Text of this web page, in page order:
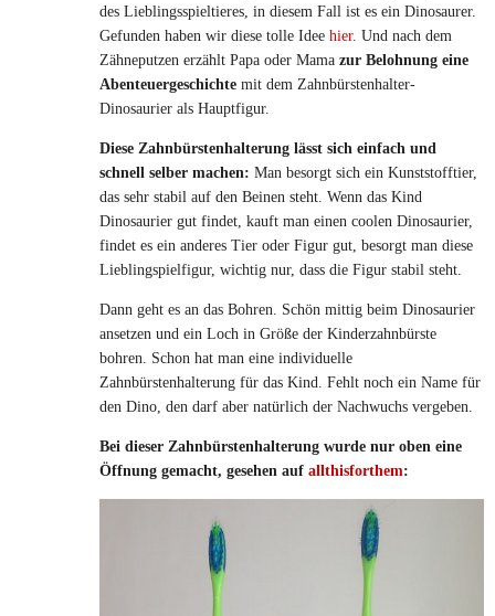
des Lieblingsspieltieres, in diesem Fall ist es ein Dinosaurer.
Gefunden haben wir diese tolle Idee hier. Und nach dem
Zähneputzen erzählt Papa oder Mama zur Belohnung eine
Abenteuergeschichte mit dem Zahnbürstenhalter-
Dinosaurier als Hauptfigur.
Diese Zahnbürstenhalterung lässt sich einfach und
schnell selber machen: Man besorgt sich ein Kunststofftier,
das sehr stabil auf den Beinen steht. Wenn das Kind
Dinosaurier gut findet, kauft man einen coolen Dinosaurier,
findet es ein anderes Tier oder Figur gut, besorgt man diese
Lieblingspielfigur, wichtig nur, dass die Figur stabil steht.
Dann geht es an das Bohren. Schön mittig beim Dinosaurier
ansetzen und ein Loch in Größe der Kinderzahnbürste
bohren. Schon hat man eine individuelle
Zahnbürstenhalterung für das Kind. Fehlt noch ein Name für
den Dino, den darf aber natürlich der Nachwuchs vergeben.
Bei dieser Zahnbürstenhalterung wurde nur oben eine
Öffnung gemacht, gesehen auf allthisforthem: